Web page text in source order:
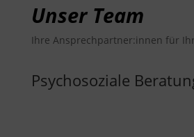
Unser Team
Ihre Ansprechpartner:innen für
Psychosoziale